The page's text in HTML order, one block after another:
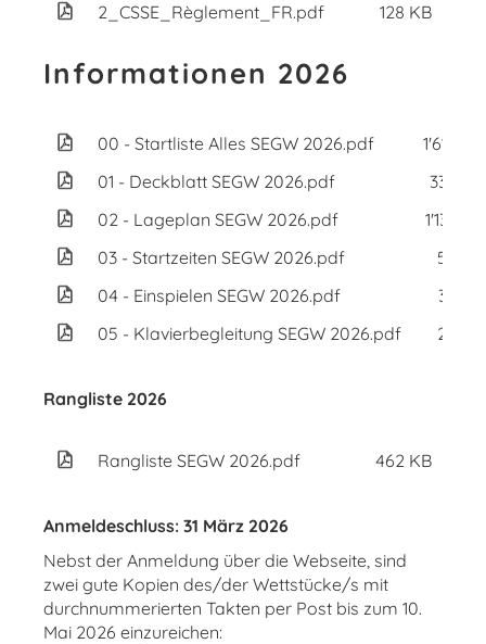
2_CSSE_Règlement_FR.pdf
128 KB
Informationen 2026
00 - Startliste Alles SEGW 2026.pdf
1'614 KB
01 - Deckblatt SEGW 2026.pdf
336 KB
02 - Lageplan SEGW 2026.pdf
1'133 KB
03 - Startzeiten SEGW 2026.pdf
55 KB
04 - Einspielen SEGW 2026.pdf
35 KB
05 - Klavierbegleitung SEGW 2026.pdf
26 KB
Rangliste 2026
Rangliste SEGW 2026.pdf 462 KB
Anmeldeschluss: 31 März 2026
Nebst der Anmeldung über die Webseite, sind
zwei gute Kopien des/der Wettstücke/s mit
durchnummerierten Takten per Post bis zum 10.
Mai 2026 einzureichen: